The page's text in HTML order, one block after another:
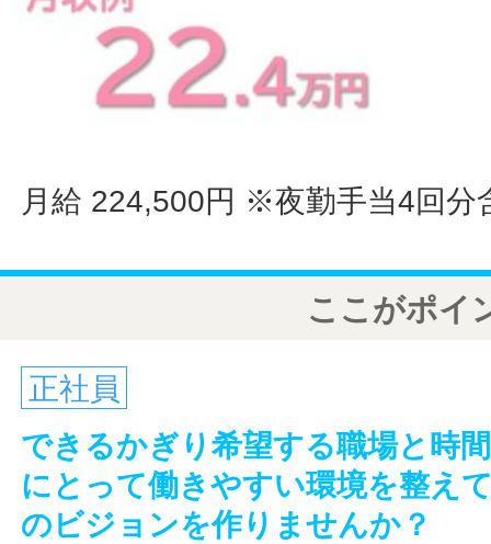
月給 224,500円 ※夜勤手当4回分
ここがポイ
正社員
できるかぎり希望する職場と時
にとって働きやすい環境を整え
のビジョンを作りませんか？